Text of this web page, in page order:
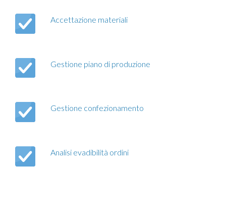
Accettazione materiali
Gestione piano di produzione
Gestione confezionamento
Analisi evadibilità ordini